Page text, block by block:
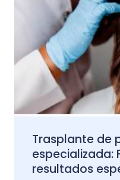
Trasplante de
especializada:
resultados